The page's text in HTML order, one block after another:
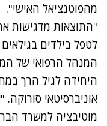
מהפוטנציאל האישי".
"התוצאות מדגישות
לטפל בילדים
המנהל הרפואי של
היחידה לגיל הרך
אוניברסיטאי
מוטיבציה למשרד